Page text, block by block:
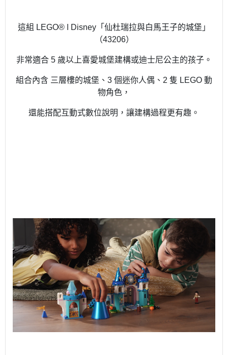
這組 LEGO® ǀ Disney「仙杜瑞拉與白馬王子的城堡」
（43206）
非常適合 5 歲以上喜愛城堡建構或迪士尼公主的孩子。
組合內含 三層樓的城堡、3 個迷你人偶、2 隻 LEGO 動
物角色，
還能搭配互動式數位說明，讓建構過程更有趣。